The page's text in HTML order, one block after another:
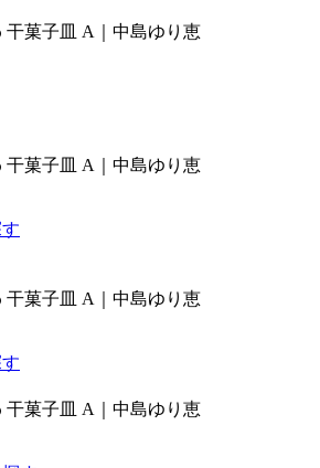
干菓子皿 A｜中島ゆり恵
干菓子皿 A｜中島ゆり恵
干菓子皿 A｜中島ゆり恵
干菓子皿 A｜中島ゆり恵